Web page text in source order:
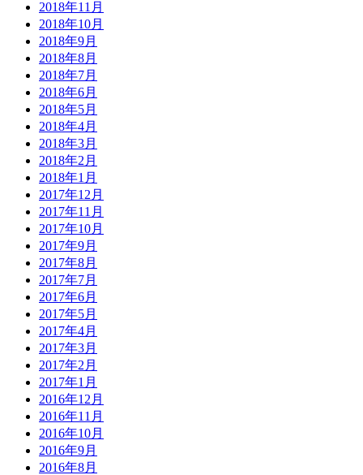
2018年11月
2018年10月
2018年9月
2018年8月
2018年7月
2018年6月
2018年5月
2018年4月
2018年3月
2018年2月
2018年1月
2017年12月
2017年11月
2017年10月
2017年9月
2017年8月
2017年7月
2017年6月
2017年5月
2017年4月
2017年3月
2017年2月
2017年1月
2016年12月
2016年11月
2016年10月
2016年9月
2016年8月